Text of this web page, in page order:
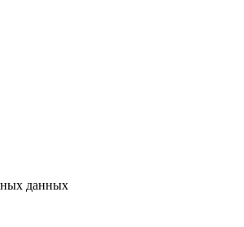
данных